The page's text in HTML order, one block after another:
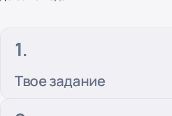
Твое задание